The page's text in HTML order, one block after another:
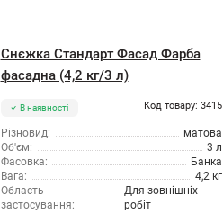
Снєжка Стандарт Фасад Фарба
фасадна (4,2 кг/3 л)
В наявності Код товару: 3415
Різновид:
матова
Об'єм:
3 л
Фасовка:
Банка
Вага:
4,2 кг
Область
застосування:
Для зовнішніх
робіт